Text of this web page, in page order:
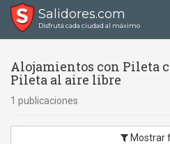
Salidores.com
Disfrutá cada ciudad al máximo
Alojamientos con Pileta
Pileta al aire libre
1 publicaciones
Mostrar